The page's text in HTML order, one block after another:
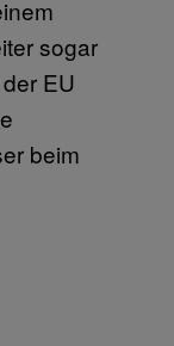
sogar
EU
beim